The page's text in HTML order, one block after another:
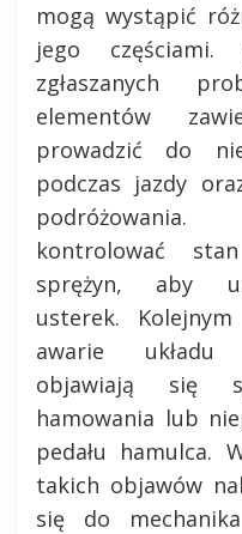
mogą wystąpić
jego częściami.
zgłaszanych
elementów
prowadzić do
podczas jazdy
kontrolować
sprężyn, aby
usterek.
awarie układu
objawiają się
hamowania lub
pedału hamulca.
takich objawów
się do